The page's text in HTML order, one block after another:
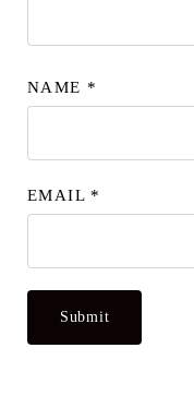
NAME *
EMAIL *